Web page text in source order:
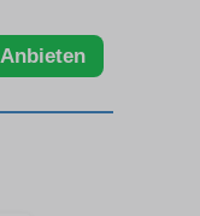
Anbieten